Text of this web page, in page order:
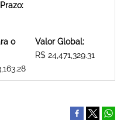
o
Valor Global:
R$ 24,471,329.31